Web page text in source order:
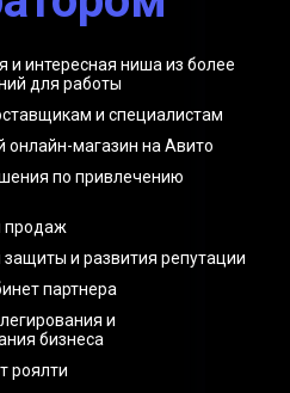
и интересная ниша из более
для работы
и специалистам
онлайн-магазин на Авито
по привлечению
продаж
и развития репутации
партнера
и
бизнеса
роялти